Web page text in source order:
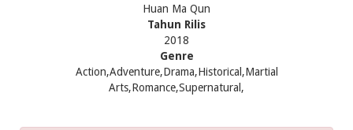
Huan Ma Qun
Tahun Rilis
2018
Genre
Action,Adventure,Drama,Historical,Martial
Arts,Romance,Supernatural,